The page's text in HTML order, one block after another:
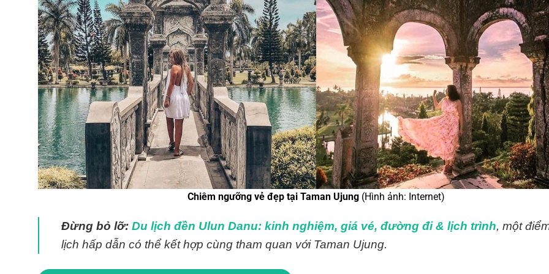
Chiêm ngưỡng vẻ đẹp tại Taman Ujung(Hình ảnh: Internet)
Đừng bỏ lỡ: Du lịch đền Ulun Danu: kinh nghiệm, giá vé, đường đi & lịch trình, một
lịch hấp dẫn có thể kết hợp cùng tham quan với Taman Ujung.